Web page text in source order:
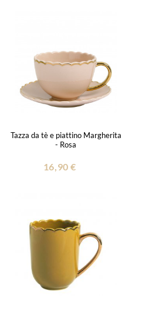
Tazza da tè e piattino Margherita
- Rosa
16,90 €